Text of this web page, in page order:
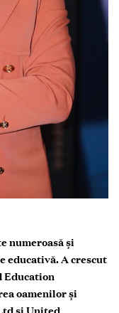
numeroasă și
educativă. A crescut
Education
oamenilor și